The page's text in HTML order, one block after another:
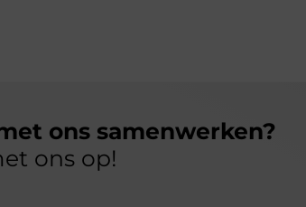
ons samenwerken?
ons op!